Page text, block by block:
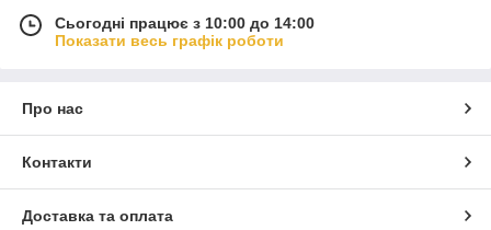
Сьогодні працює з 10:00 до 14:00
Показати весь графік роботи
Про нас
Контакти
Доставка та оплата